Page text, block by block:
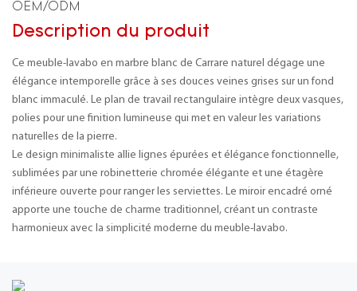
OEM/ODM
Description du produit
Ce meuble-lavabo en marbre blanc de Carrare naturel dégage une
élégance intemporelle grâce à ses douces veines grises sur un fond
blanc immaculé. Le plan de travail rectangulaire intègre deux vasques,
polies pour une finition lumineuse qui met en valeur les variations
naturelles de la pierre.
Le design minimaliste allie lignes épurées et élégance fonctionnelle,
sublimées par une robinetterie chromée élégante et une étagère
inférieure ouverte pour ranger les serviettes. Le miroir encadré orné
apporte une touche de charme traditionnel, créant un contraste
harmonieux avec la simplicité moderne du meuble-lavabo.